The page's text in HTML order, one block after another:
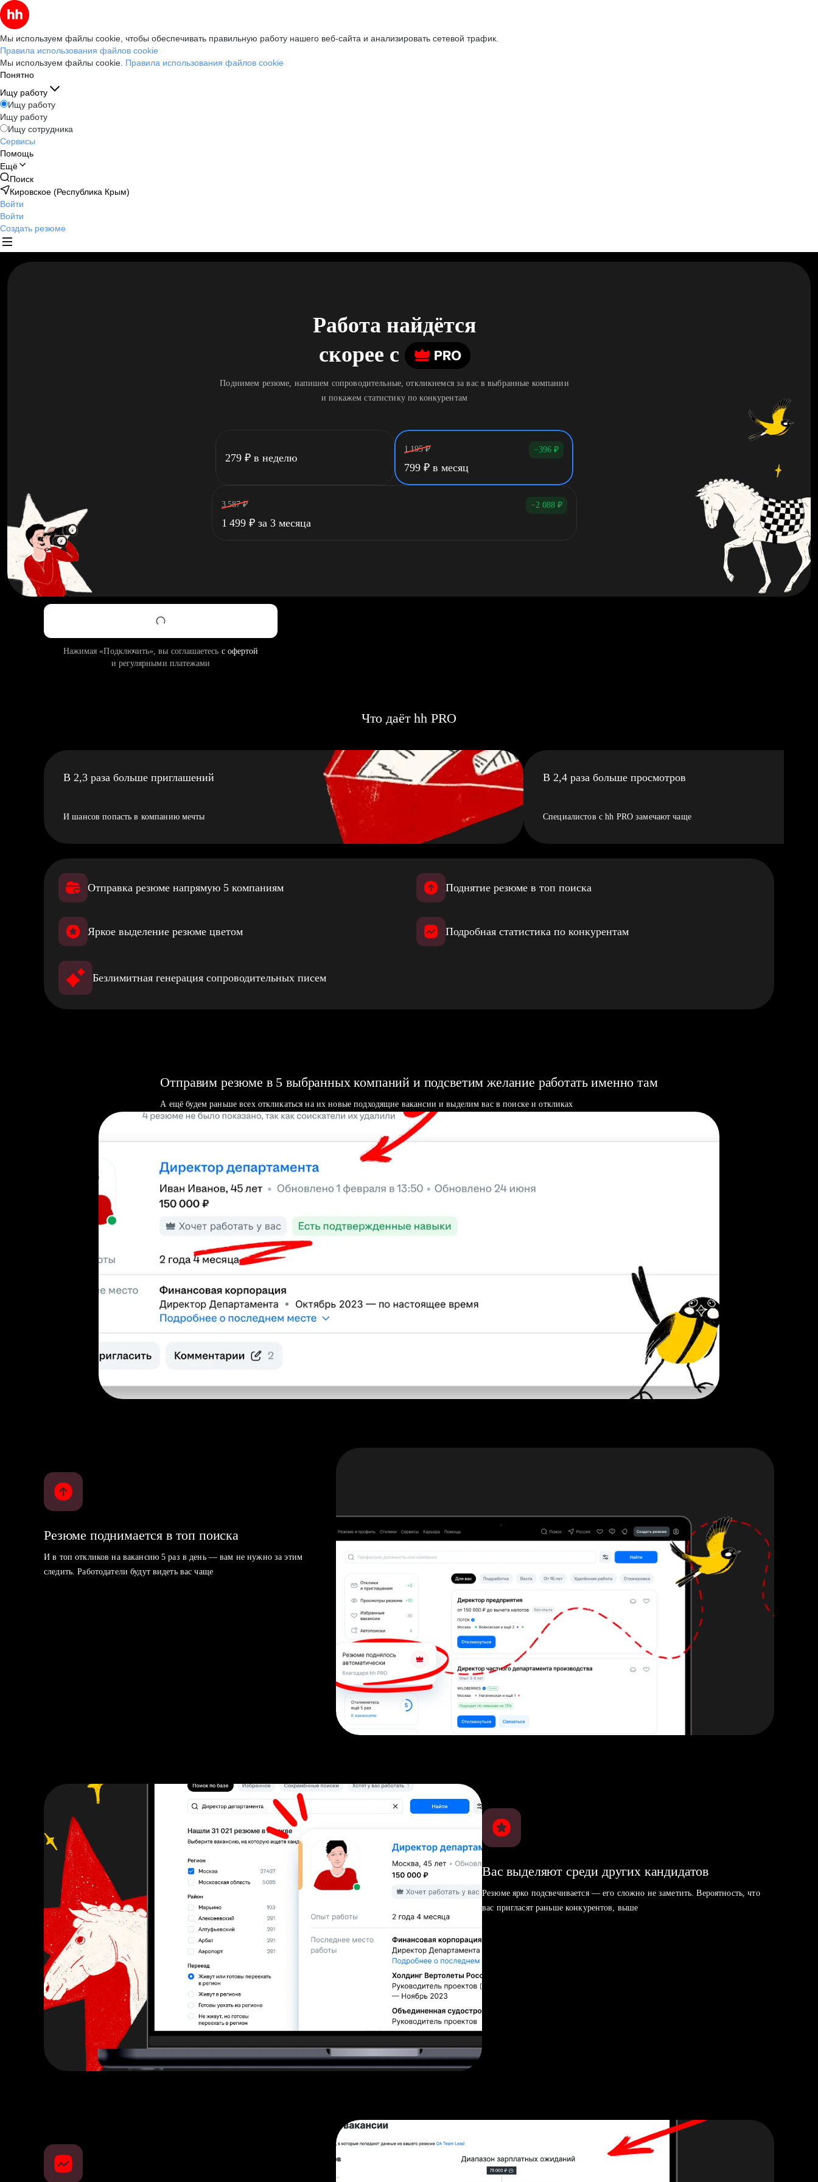
Мы используем файлы cookie, чтобы обеспечивать правильную работу нашего веб-сайта и анализировать сетевой трафик.
Правила использования файлов cookie
Мы используем файлы cookie. Правила использования файлов cookie
Понятно
Ищу работу
Ищу работу
Ищу работу
Ищу сотрудника
Сервисы
Помощь
Ещё
Поиск
Кировское (Республика Крым)
Войти
Войти
Создать резюме
Работа найдётся
скорее c
Поднимем резюме, напишем сопроводительные, откликнемся за вас в выбранные компании
и покажем статистику по конкурентам
279 ₽ в неделю
1 195 ₽ −396 ₽
799 ₽ в месяц
3 587 ₽ −2 088 ₽
1 499 ₽ за 3 месяца
Нажимая «Подключить», вы соглашаетесь с офертой
и регулярными платежами
Что даёт hh PRO
В 2,3 раза больше приглашений
И шансов попасть в компанию мечты
В 2,4 раза больше просмотров
Специалистов с hh PRO замечают чаще
Отправка резюме напрямую 5 компаниям Поднятие резюме в топ поиска
Яркое выделение резюме цветом Подробная статистика по конкурентам
Безлимитная генерация сопроводительных писем
Отправим резюме в 5 выбранных компаний и подсветим желание работать именно там
А ещё будем раньше всех откликаться на их новые подходящие вакансии и выделим вас в поиске и откликах
Резюме поднимается в топ поиска
И в топ откликов на вакансию 5 раз в день — вам не нужно за этим
следить. Работодатели будут видеть вас чаще
Вас выделяют среди других кандидатов
Резюме ярко подсвечивается — его сложно не заметить. Вероятность, что
вас пригласят раньше конкурентов, выше